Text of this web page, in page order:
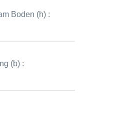
Boden (h) :
(b) :